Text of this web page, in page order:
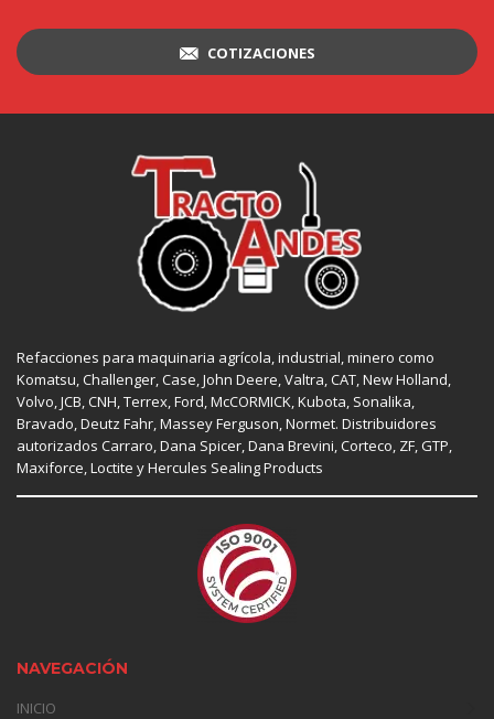
COTIZACIONES
Refacciones para maquinaria agrícola, industrial, minero como
Komatsu, Challenger, Case John Deere , Valtra, CAT New Holland
Volvo, JCB CNH , Terrex, Ford , McCORMICK, Kubota , Sonalika,
Bravado, Deutz Fahr, Massey Ferguson Normet. Distribuidores
autorizados Carraro Dana Spicer , Dana Brevini, Corteco ZF GTP
Maxiforce, Loctite y Hercules Sealing Products
NAVEGACIÓN
INICIO